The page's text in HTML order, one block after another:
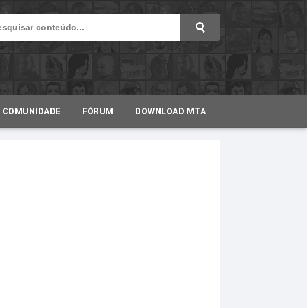
COMUNIDADE FÓRUM DOWNLOAD MTA